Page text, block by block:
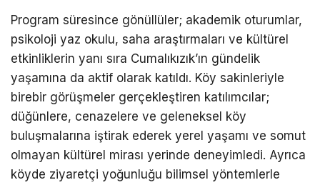
Program süresince gönüllüler; akademik oturumlar,
psikoloji yaz okulu, saha araştırmaları ve kültürel
etkinliklerin yanı sıra Cumalıkızık’ın gündelik
yaşamına da aktif olarak katıldı. Köy sakinleriyle
birebir görüşmeler gerçekleştiren katılımcılar;
düğünlere, cenazelere ve geleneksel köy
buluşmalarına iştirak ederek yerel yaşamı ve somut
olmayan kültürel mirası yerinde deneyimledi. Ayrıca
köyde ziyaretçi yoğunluğu bilimsel yöntemlerle